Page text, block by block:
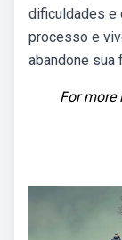
dificuldades e
processo e
abandone sua
For more